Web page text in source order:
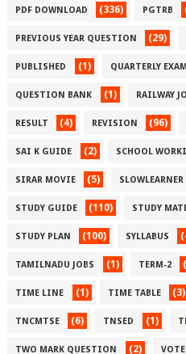
PDF DOWNLOAD (336) PGTRB
PREVIOUS YEAR QUESTION (29)
PUBLISHED (1) QUARTERLY EXAM
QUESTION BANK (1) RAILWAY
RESULT (4) REVISION (96)
SAI K GUIDE (2) SCHOOL
SIRAR MOVIE (5)
STUDY GUIDE (110) STUDY
STUDY PLAN (100) SYLLABUS
TAMILNADU JOBS (1) TERM-2
TIME LINE (1) TIME TABLE (3)
TNCMTSE (6) TNSED (1)
TWO MARK QUESTION (2)